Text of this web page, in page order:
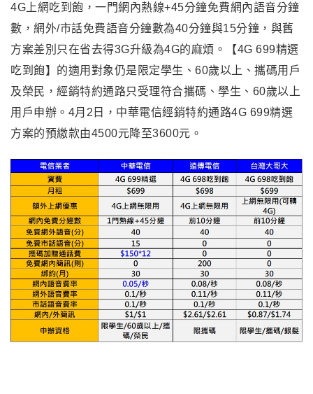
4G上網吃到飽，一門網內熱線+45分鐘免費網內語音分鐘
數，網外/市話免費語音分鐘數為40分鐘與15分鐘，與舊
方案差別只在省去得3G升級為4G的麻煩。【4G 699精選
吃到飽】的適用對象仍是限定學生、60歲以上、攜碼用戶
及榮民，經銷特約通路只受理符合攜碼、學生、60歲以上
用戶申辦。4月2日，中華電信經銷特約通路4G 699精選
方案的預繳款由4500元降至3600元。